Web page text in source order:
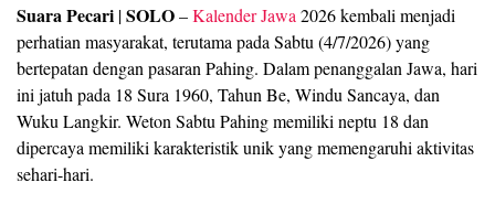
Suara Pecari |SOLO–Kalender Jawa 2026 kembali menjadi
perhatian masyarakat, terutama pada Sabtu (4/7/2026) yang
bertepatan dengan pasaran Pahing. Dalam penanggalan Jawa, hari
ini jatuh pada 18 Sura 1960, Tahun Be, Windu Sancaya, dan
Wuku Langkir. Weton Sabtu Pahing memiliki neptu 18 dan
dipercaya memiliki karakteristik unik yang memengaruhi aktivitas
sehari-hari.